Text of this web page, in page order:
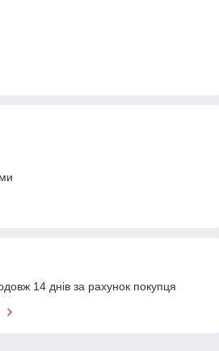
14 днів за рахунок покупця